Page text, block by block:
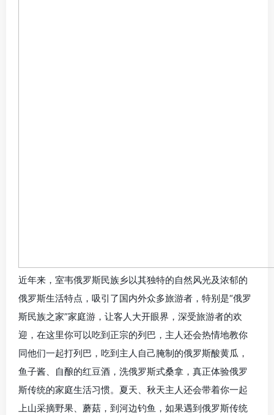
近年来，室韦俄罗斯民族乡以其独特的自然风光及浓郁的
俄罗斯生活特点，吸引了国内外众多旅游者，特别是“俄罗
斯民族之家”家庭游，让客人大开眼界，深受旅游者的欢
迎，在这里你可以吃到正宗的列巴，主人还会热情地教你
同他们一起打列巴，吃到主人自己腌制的俄罗斯酸黄瓜，
鱼子酱、自酿的红豆酒，洗俄罗斯式桑拿，真正体验俄罗
斯传统的家庭生活习惯。夏天、秋天主人还会带着你一起
上山采摘野果、蘑菇，到河边钓鱼，如果遇到俄罗斯传统